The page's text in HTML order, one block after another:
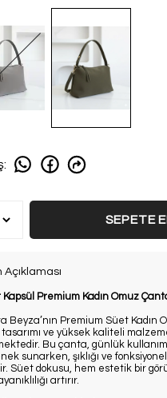
:
SEPETE
Açıklaması
Premium Kadın Omuz
Beyza’nın Premium Süet Kadın
ve yüksek kaliteli
Bu çanta, günlük
sunarken, şıklığı ve
Süet dokusu, hem estetik bir
artırır.